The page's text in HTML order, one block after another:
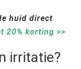
huid direct
20% korting >>
irritatie?